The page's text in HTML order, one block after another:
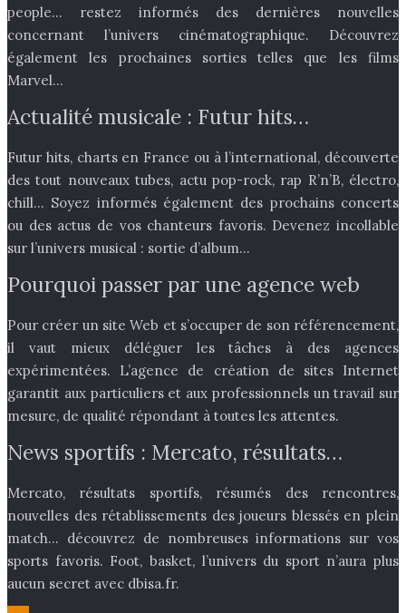
people… restez informés des dernières nouvelles
concernant l’univers cinématographique. Découvrez
également les prochaines sorties telles que les films
Marvel…
Actualité musicale : Futur hits…
Futur hits, charts en France ou à l’international, découverte
des tout nouveaux tubes, actu pop-rock, rap R’n’B, électro,
chill… Soyez informés également des prochains concerts
ou des actus de vos chanteurs favoris. Devenez incollable
sur l’univers musical : sortie d’album…
Pourquoi passer par une agence web
Pour créer un site Web et s’occuper de son référencement,
il vaut mieux déléguer les tâches à des agences
expérimentées. L’agence de création de sites Internet
garantit aux particuliers et aux professionnels un travail sur
mesure, de qualité répondant à toutes les attentes.
News sportifs : Mercato, résultats…
Mercato, résultats sportifs, résumés des rencontres,
nouvelles des rétablissements des joueurs blessés en plein
match… découvrez de nombreuses informations sur vos
sports favoris. Foot, basket, l’univers du sport n’aura plus
aucun secret avec dbisa.fr.